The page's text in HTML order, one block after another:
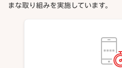
まな取り組みを実施しています。